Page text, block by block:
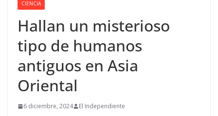
CIENCIA
Hallan un misterioso
tipo de humanos
antiguos en Asia
Oriental
6 diciembre, 2024 El Independiente